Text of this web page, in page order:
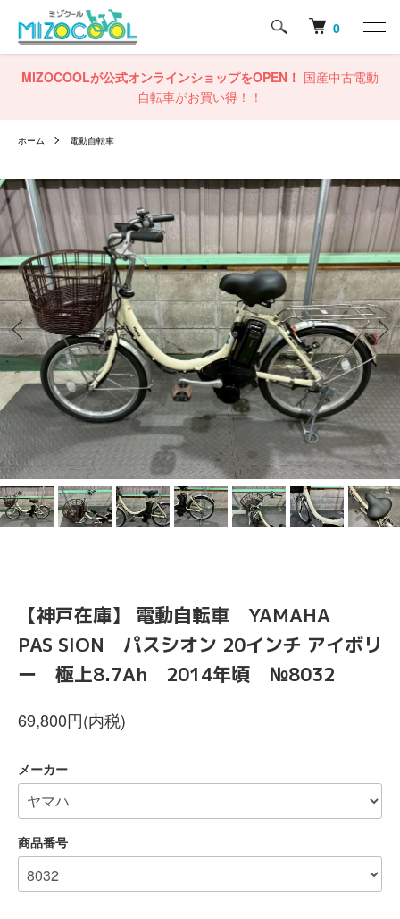
0
MIZOCOOLが公式オンラインショップをOPEN！ 国産中古電動
自転車がお買い得！！
ホーム 電動自転車
【神戸在庫】 電動自転車 YAMAHA
PAS SION パスシオン 20インチ アイボリ
ー 極上8.7Ah 2014年頃 №8032
69,800円(内税)
メーカー
商品番号